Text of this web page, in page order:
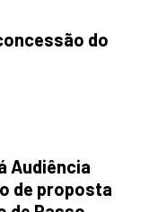
do
Audiência
de proposta